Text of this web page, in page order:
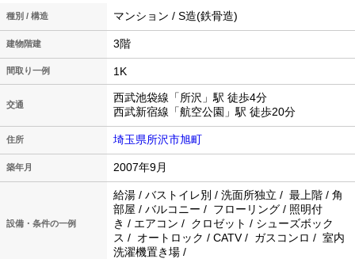
種別 / 構造 マンション / S造(鉄骨造)
建物階建 3階
間取り一例 1K
交通
西武池袋線「所沢」駅 徒歩4分
西武新宿線「航空公園」駅 徒歩20分
住所 埼玉県所沢市旭町
築年月 2007年9月
設備・条件の一例
給湯 / バストイレ別 / 洗面所独立 / 最上階 / 角
部屋 / バルコニー / フローリング / 照明付
き / エアコン / クロゼット / シューズボック
ス / オートロック / CATV / ガスコンロ / 室内
洗濯機置き場 /